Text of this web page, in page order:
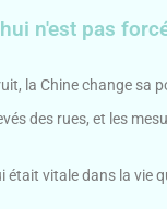
n'est pas
la Chine change sa
des rues, et les
était vitale dans la vie